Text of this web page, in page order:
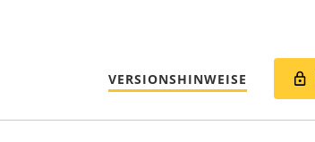
VERSIONSHINWEISE